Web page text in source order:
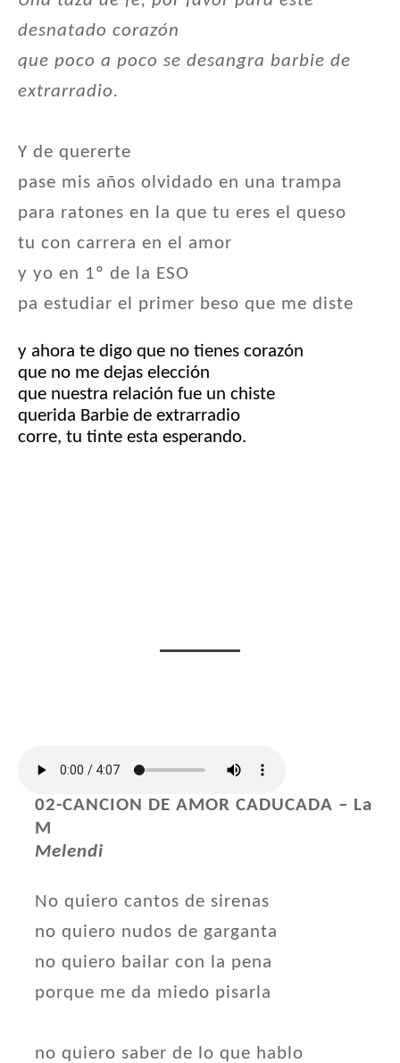
desnatado corazón
que poco a poco se desangra barbie de
extrarradio.
Y de quererte
pase mis años olvidado en una trampa
para ratones en la que tu eres el queso
tu con carrera en el amor
y yo en 1º de la ESO
pa estudiar el primer beso que me diste
y ahora te digo que no tienes corazón
que no me dejas elección
que nuestra relación fue un chiste
querida Barbie de extrarradio
corre, tu tinte esta esperando.
02-CANCION DE AMOR CADUCADA – La
M
Melendi
No quiero cantos de sirenas
no quiero nudos de garganta
no quiero bailar con la pena
porque me da miedo pisarla
no quiero saber de lo que hablo